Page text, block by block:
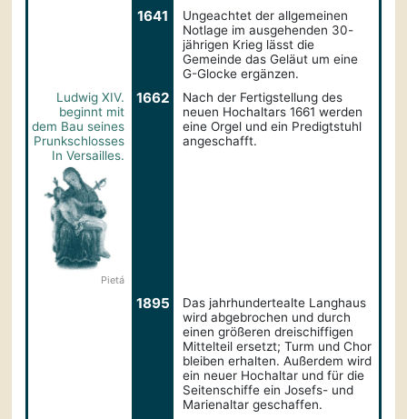
1641
Ungeachtet der allgemeinen
Notlage im ausgehenden 30-
jährigen Krieg lässt die
Gemeinde das Geläut um eine
G-Glocke ergänzen.
Ludwig XIV.
beginnt mit
dem Bau seines
Prunk­­schlosses
In Versailles.
Pietá
1662
Nach der Fertigstellung des
neuen Hochaltars 1661 werden
eine Orgel und ein Predigtstuhl
angeschafft.
1895
Das jahrhundertealte Langhaus
wird abgebrochen und durch
einen größeren dreischiffigen
Mittelteil ersetzt; Turm und Chor
bleiben erhalten. Außerdem wird
ein neuer Hochaltar und für die
Seitenschiffe ein Josefs- und
Marienaltar geschaffen.